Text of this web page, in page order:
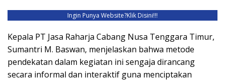
Ingin Punya Website?Klik Disini!!!
Kepala PT Jasa Raharja Cabang Nusa Tenggara Timur,
Sumantri M. Baswan, menjelaskan bahwa metode
pendekatan dalam kegiatan ini sengaja dirancang
secara informal dan interaktif guna menciptakan